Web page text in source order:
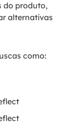
do produto,
alternativas
como: